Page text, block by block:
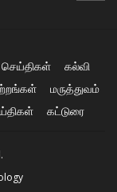
செய்திகள்
கல்வி
மருத்துவம்
கட்டுரை